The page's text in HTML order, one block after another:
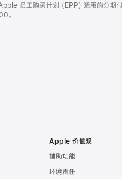
员工购买计划 (EPP) 适用的分期
。
Apple 价值观
辅助功能
环境责任